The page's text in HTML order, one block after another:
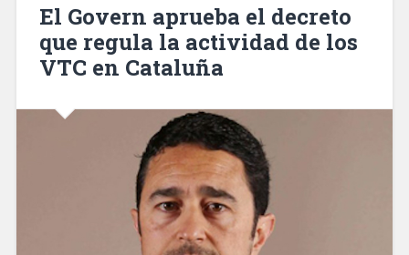
El Govern aprueba el decreto
que regula la actividad de los
VTC en Cataluña